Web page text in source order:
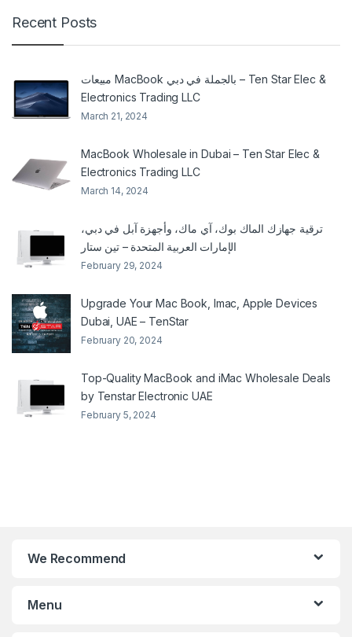
Recent Posts
مبيعات MacBook بالجملة في دبي – Ten Star Elec &
Electronics Trading LLC
March 21, 2024
MacBook Wholesale in Dubai – Ten Star Elec &
Electronics Trading LLC
March 14, 2024
ترقية جهازك الماك بوك، آي ماك، وأجهزة آبل في دبي،
الإمارات العربية المتحدة – تين ستار
February 29, 2024
Upgrade Your Mac Book, Imac, Apple Devices
Dubai, UAE – TenStar
February 20, 2024
Top-Quality MacBook and iMac Wholesale Deals
by Tenstar Electronic UAE
February 5, 2024
We Recommend
Menu